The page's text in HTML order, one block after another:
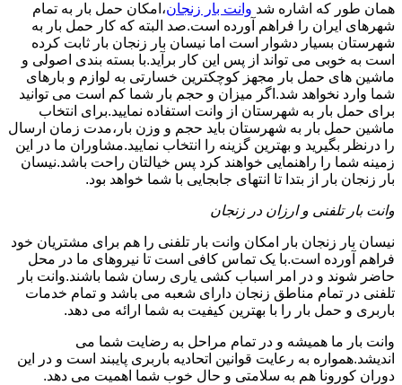
همان طور که اشاره شد وانت بار زنجان،امکان حمل بار به تمام
شهرهای ایران را فراهم آورده است.صد البته که کار حمل بار به
شهرستان بسیار دشوار است اما نیسان بار زنجان بار ثابت کرده
است به خوبی می تواند از پس این کار برآید.با بسته بندی اصولی و
ماشین های حمل بار مجهز کوچکترین خسارتی به لوازم و بارهای
شما وارد نخواهد شد.اگر میزان و حجم بار شما کم است می توانید
برای حمل بار به شهرستان از وانت استفاده نمایید.برای انتخاب
ماشین حمل بار به شهرستان باید حجم و وزن بار،مدت زمان ارسال
را درنظر بگیرید و بهترین گزینه را انتخاب نمایید.مشاوران ما در این
زمینه شما را راهنمایی خواهند کرد پس خیالتان راحت باشد.نیسان
بار زنجان بار از بتدا تا انتهای جابجایی با شما خواهد بود.
وانت بار تلفنی و ارزان در زنجان
نیسان بار زنجان بار امکان وانت بار تلفنی را هم برای مشتریان خود
فراهم آورده است.با یک تماس کافی است تا نیروهای ما در محل
حاضر شوند و در امر اسباب کشی یاری رسان شما باشند.وانت بار
تلفنی در تمام مناطق زنجان دارای شعبه می باشد و تمام خدمات
باربری و حمل بار را با بهترین کیفیت به شما ارائه می دهد.
وانت بار ما همیشه و در تمام مراحل به رضایت شما می
اندیشد.همواره به رعایت قوانین اتحادیه باربری پایبند است و در این
دوران کورونا هم به سلامتی و حال خوب شما اهمیت می دهد.